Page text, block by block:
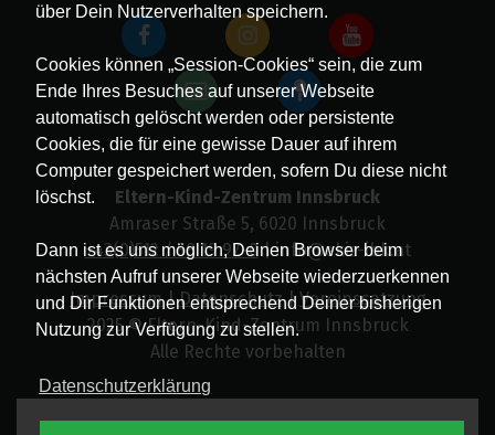
über Dein Nutzerverhalten speichern.
Cookies können „Session-Cookies“ sein, die zum
Ende Ihres Besuches auf unserer Webseite
automatisch gelöscht werden oder persistente
Cookies, die für eine gewisse Dauer auf ihrem
Computer gespeichert werden, sofern Du diese nicht
löschst.
Dann ist es uns möglich, Deinen Browser beim
nächsten Aufruf unserer Webseite wiederzuerkennen
und Dir Funktionen entsprechend Deiner bisherigen
Nutzung zur Verfügung zu stellen.
Datenschutzerklärung
Eltern-Kind-Zentrum Innsbruck
Amraser Straße 5, 6020 Innsbruck
+43(0)512 / 58 19 97-0| info@ekiz-ibk.at
Impressum|Datenschutz|Vereinssatzung
2025 © Eltern-Kind-Zentrum Innsbruck
Alle Rechte vorbehalten